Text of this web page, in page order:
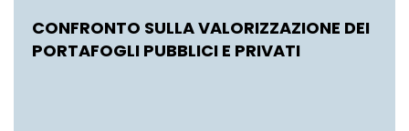
CONFRONTO SULLA VALORIZZAZIONE DEI
PORTAFOGLI PUBBLICI E PRIVATI